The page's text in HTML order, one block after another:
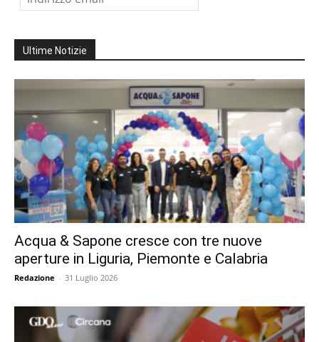
Ultime Notizie
Acqua & Sapone cresce con tre nuove
aperture in Liguria, Piemonte e Calabria
Redazione - 31 Luglio 2026